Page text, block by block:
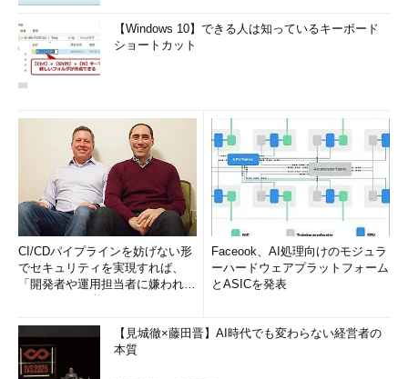
【Windows 10】できる人は知っているキーボード
ショートカット
CI/CDパイプラインを妨げない形
でセキュリティを実現すれば、
「開発者や運用担当者に嫌われな
Faceook、AI処理向けのモジュラ
ーハードウェアプラットフォーム
とASICを発表
【見城徹×藤田晋】AI時代でも変わらない経営者の
本質